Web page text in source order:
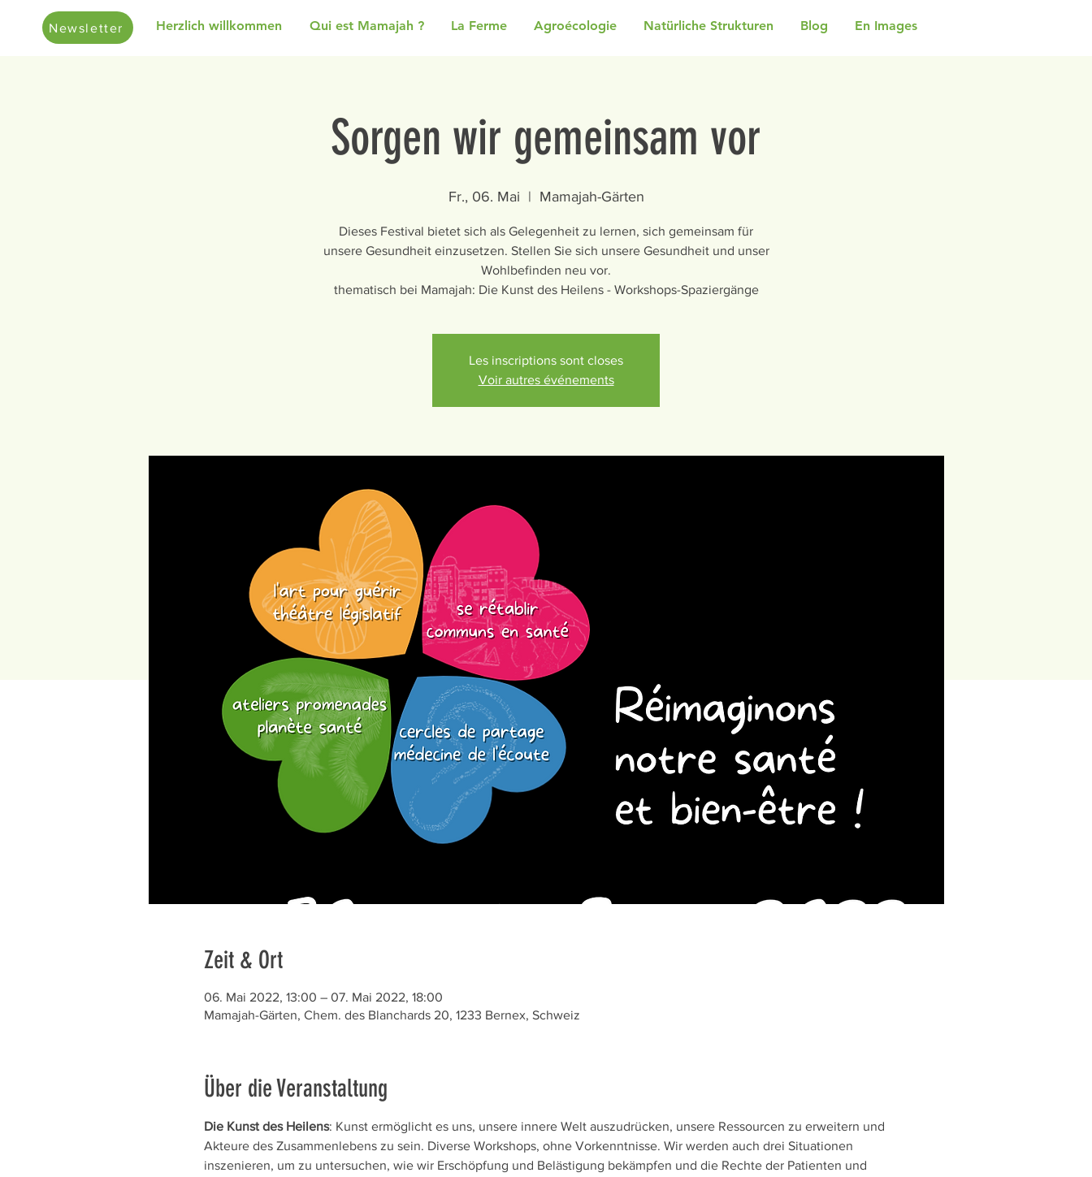
Newsletter Herzlich willkommen Qui est Mamajah ? La Ferme Agroécologie Natürliche Strukturen Blog En Images
Sorgen wir gemeinsam vor
Fr., 06. Mai
  |
Mamajah-Gärten
Dieses Festival bietet sich als Gelegenheit zu lernen, sich gemeinsam für
unsere Gesundheit einzusetzen. Stellen Sie sich unsere Gesundheit und unser
Wohlbefinden neu vor.
thematisch bei Mamajah: Die Kunst des Heilens - Workshops-Spaziergänge
Les inscriptions sont closes
Voir autres événements
Zeit & Ort
06. Mai 2022, 13:00 – 07. Mai 2022, 18:00
Mamajah-Gärten, Chem. des Blanchards 20, 1233 Bernex, Schweiz
Über die Veranstaltung
Die Kunst des Heilens: Kunst ermöglicht es uns, unsere innere Welt auszudrücken, unsere Ressourcen zu erweitern und
Akteure des Zusammenlebens zu sein. Diverse Workshops, ohne Vorkenntnisse. Wir werden auch drei Situationen
inszenieren, um zu untersuchen, wie wir Erschöpfung und Belästigung bekämpfen und die Rechte der Patienten und